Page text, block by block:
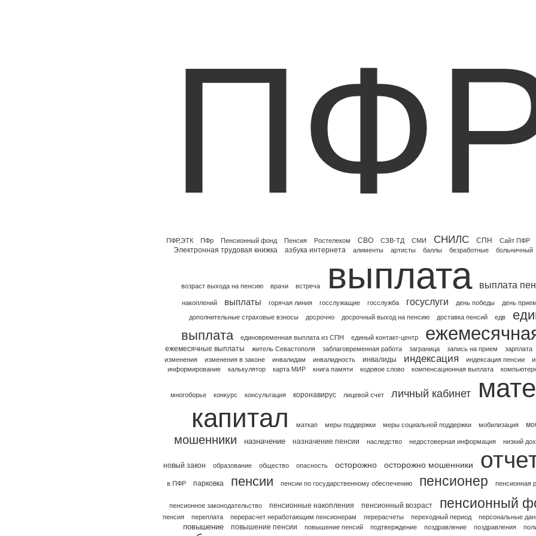
ПФР,ЭТК ПФр Пенсионный фонд Пенсия Ростелеком СВО СЗВ-ТД СМИ СНИЛС СПН Сайт ПФР
Электронная трудовая книжка азбука интернета алименты артисты баллы безработные больничный
возраст выхода на пенсию врачи встреча выплата выплата
накоплений выплаты горячая линия госслужащие госслужба госуслуги день победы
день
дополнительные страховые взносы
досрочно досрочный выход на пенсию доставка пенсий едв
выплата
единовременная выплата из СПН единый контакт-центр
ежемесячные выплаты житель Севастополя заблаговременная работа заграница запись на прием
зарплата
изменения
изменения в законе инвалидам инвалидность инвалиды индексация индексация пенсии
информирование
калькулятор карта МИР книга памяти кодовое слово компенсационная выплата
многоборье конкурс консультация коронавирус лицевой счет личный кабинет
капитал
маткап меры поддержки меры социальной поддержки мобилизация
мошенники назначение назначение пенсии наследство недостоверная информация низкий
новый закон образование общество опасность осторожно осторожно мошенники
в ПФР парковка пенсии пенсии по государственному обеспечению пенсионер пенсионная
пенсионное законодательство пенсионные накопления пенсионный возраст пенсионный
пенсия переплата перерасчет неработающим пенсионерам перерасчеты переходный период персональные
повышение повышение пенсии повышение пенсий подтверждение поздравление поздравления